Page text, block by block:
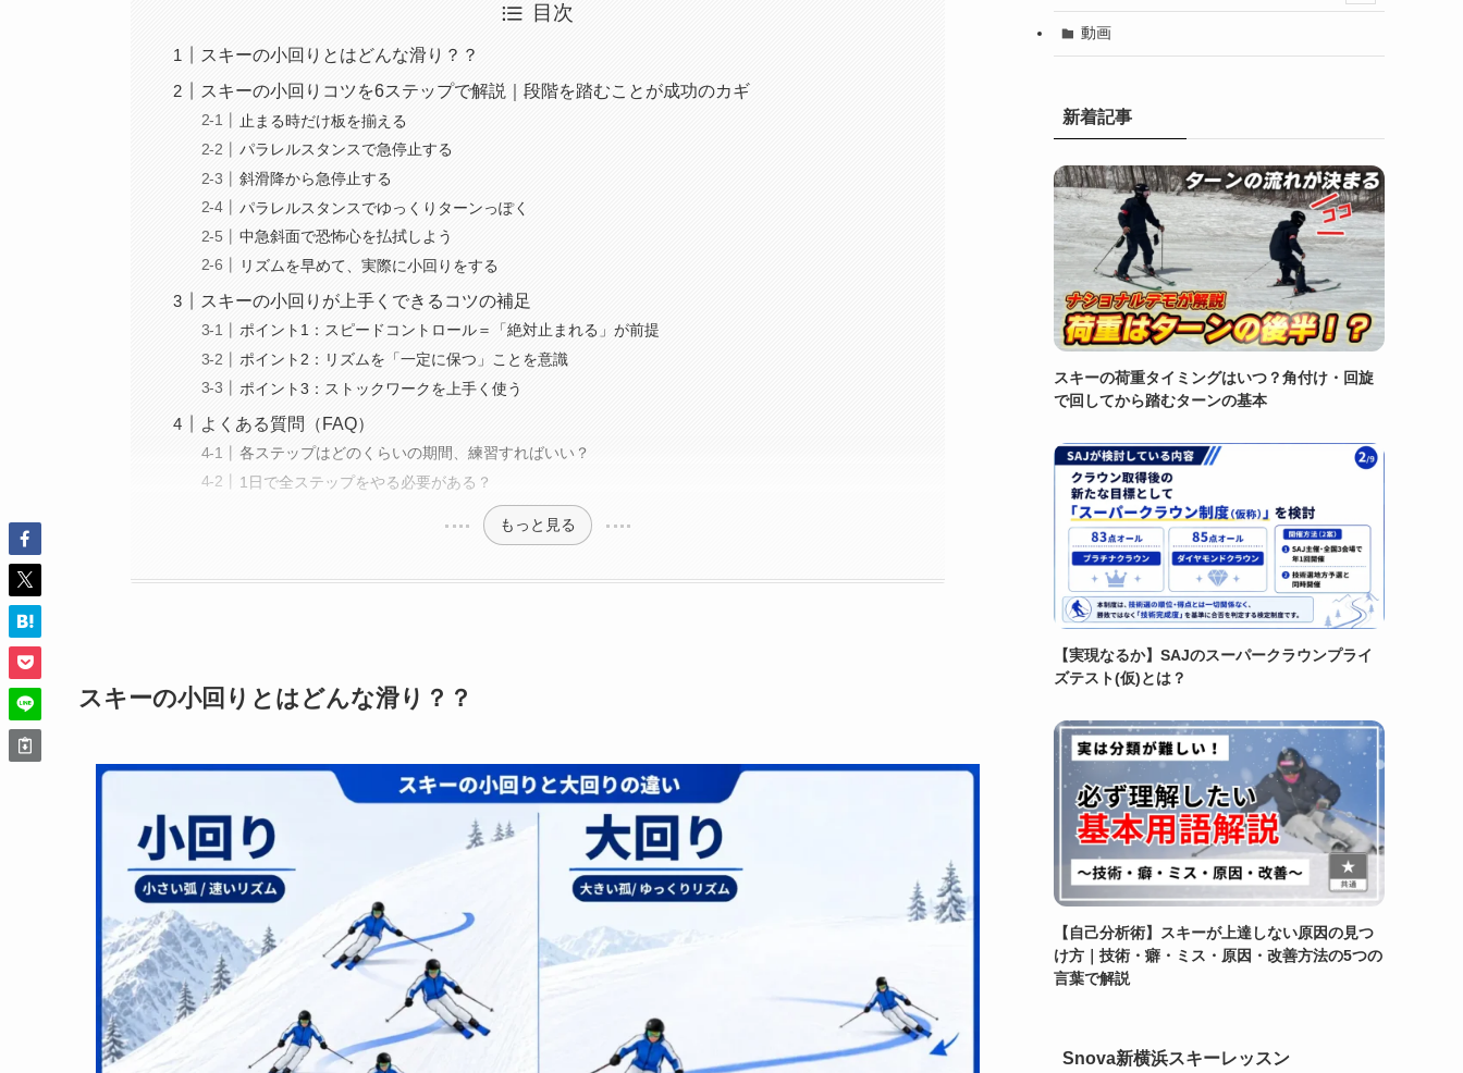
目次
スキーの小回りとはどんな滑り？？
スキーの小回りコツを6ステップで解説｜段階を踏むことが成功のカギ
止まる時だけ板を揃える
パラレルスタンスで急停止する
斜滑降から急停止する
パラレルスタンスでゆっくりターンっぽく
中急斜面で恐怖心を払拭しよう
リズムを早めて、実際に小回りをする
スキーの小回りが上手くできるコツの補足
ポイント1：スピードコントロール＝「絶対止まれる」が前提
ポイント2：リズムを「一定に保つ」ことを意識
ポイント3：ストックワークを上手く使う
よくある質問（FAQ）
各ステップはどのくらいの期間、練習すればいい？
1日で全ステップをやる必要がある？
もっと見る
スキーの小回りとはどんな滑り？？
動画
新着記事
スキーの荷重タイミングはいつ？角付け・回旋
で回してから踏むターンの基本
【実現なるか】SAJのスーパークラウンプライ
ズテスト(仮)とは？
【自己分析術】スキーが上達しない原因の見つ
け方｜技術・癖・ミス・原因・改善方法の5つの
言葉で解説
Snova新横浜スキーレッスン